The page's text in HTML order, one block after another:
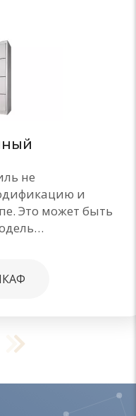
не
и
Это может быть